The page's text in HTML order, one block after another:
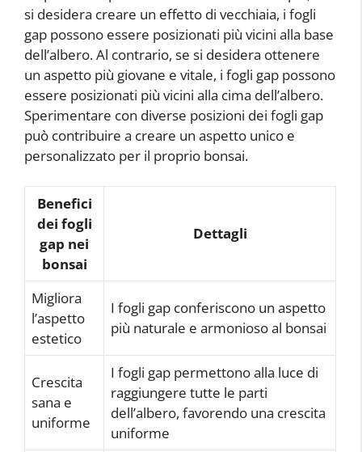
si desidera creare un effetto di vecchiaia, i fogli
gap possono essere posizionati più vicini alla base
dell’albero. Al contrario, se si desidera ottenere
un aspetto più giovane e vitale, i fogli gap possono
essere posizionati più vicini alla cima dell’albero.
Sperimentare con diverse posizioni dei fogli gap
può contribuire a creare un aspetto unico e
personalizzato per il proprio bonsai.
Benefici
dei fogli
gap nei
bonsai
Dettagli
Migliora
l’aspetto
estetico
I fogli gap conferiscono un aspetto
più naturale e armonioso al bonsai
Crescita
sana e
uniforme
I fogli gap permettono alla luce di
raggiungere tutte le parti
dell’albero, favorendo una crescita
uniforme